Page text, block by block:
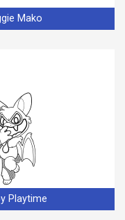
Mako
Playtime